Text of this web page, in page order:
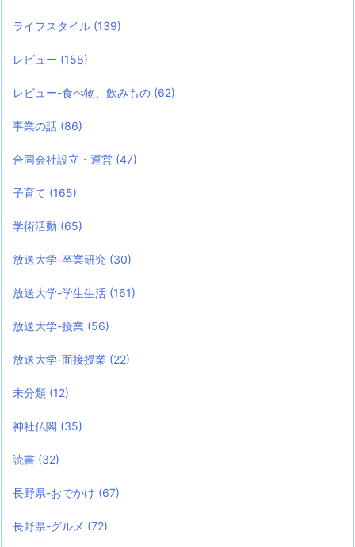
ライフスタイル (139)
レビュー (158)
レビュー-食べ物、飲みもの (62)
事業の話 (86)
合同会社設立・運営 (47)
子育て (165)
学術活動 (65)
放送大学-卒業研究 (30)
放送大学-学生生活 (161)
放送大学-授業 (56)
放送大学-面接授業 (22)
未分類 (12)
神社仏閣 (35)
読書 (32)
長野県-おでかけ (67)
長野県-グルメ (72)